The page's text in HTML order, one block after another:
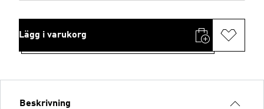
Lägg i varukorg
Beskrivning